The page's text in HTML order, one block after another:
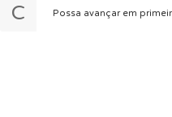
C Possa avançar em